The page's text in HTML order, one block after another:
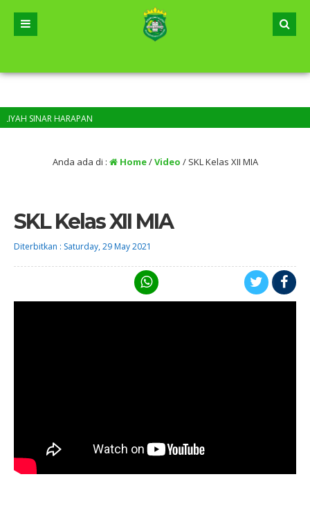
SINAR HARAPAN
Anda ada di : Home/Video / SKL Kelas XII MIA
SKL Kelas XII MIA
Diterbitkan : Saturday, 29 May 2021